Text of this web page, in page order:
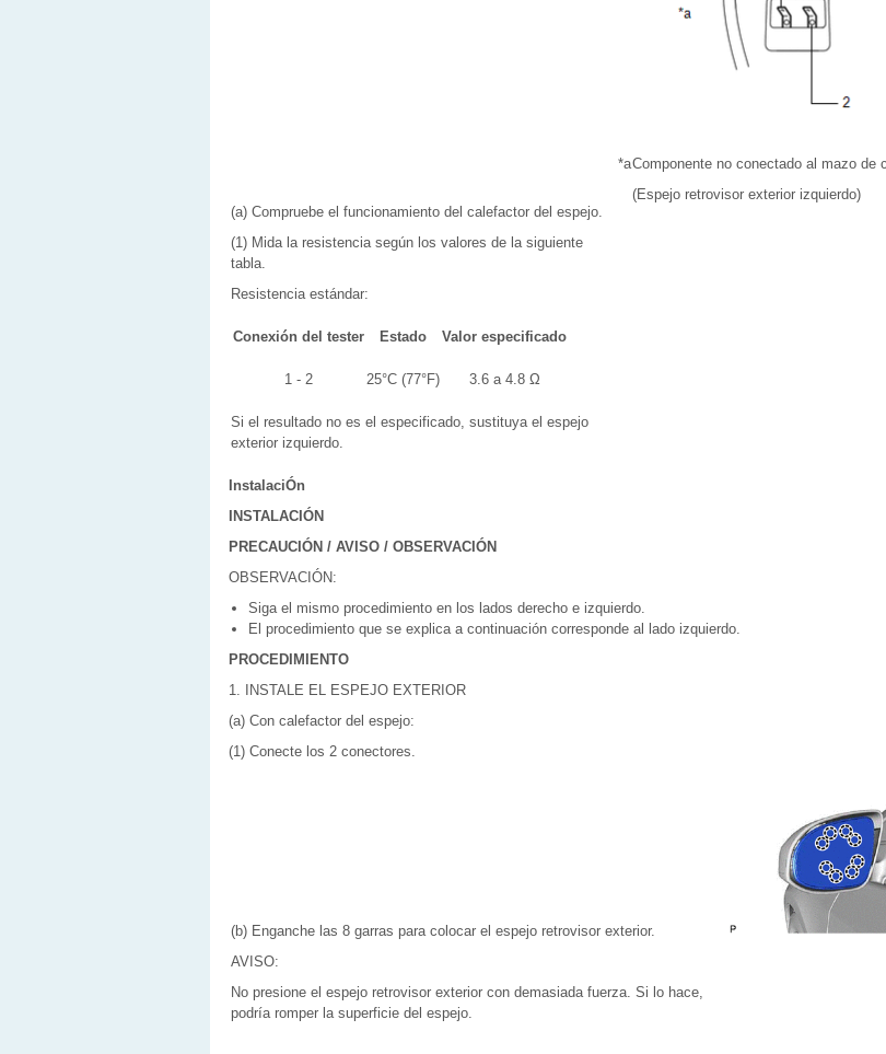
(a) Compruebe el funcionamiento del calefactor del espejo.
(1) Mida la resistencia según los valores de la siguiente
tabla.
Resistencia estándar:
Conexión del tester Estado Valor especificado
1 - 2 25°C (77°F) 3.6 a 4.8 Ω
Si el resultado no es el especificado, sustituya el espejo
exterior izquierdo.
*aComponente no conectado al mazo de
(Espejo retrovisor exterior izquierdo)
InstalaciÓn
INSTALACIÓN
PRECAUCIÓN / AVISO / OBSERVACIÓN
OBSERVACIÓN:
Siga el mismo procedimiento en los lados derecho e izquierdo.
El procedimiento que se explica a continuación corresponde al lado izquierdo.
PROCEDIMIENTO
1. INSTALE EL ESPEJO EXTERIOR
(a) Con calefactor del espejo:
(1) Conecte los 2 conectores.
(b) Enganche las 8 garras para colocar el espejo retrovisor exterior.
AVISO:
No presione el espejo retrovisor exterior con demasiada fuerza. Si lo hace,
podría romper la superficie del espejo.